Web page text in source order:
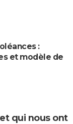
:
et modèle de
qui nous ont